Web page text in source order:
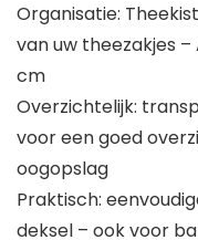
Organisatie:
van uw theezakjes –
cm
Overzichtelijk:
voor een goed
oogopslag
Praktisch:
deksel – ook voor